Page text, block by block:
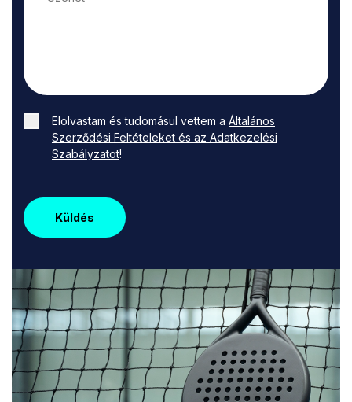
Elolvastam és tudomásul vettem a Általános
Szerződési Feltételeket és az Adatkezelési
Szabályzatot!
Küldés